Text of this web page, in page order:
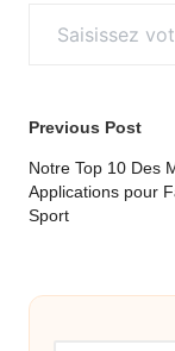
Post
Previous Post
Notre Top 10 Des
Applications pour
Sport